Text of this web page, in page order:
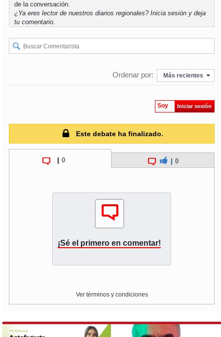
de la conversación.
¿Ya eres lector de nuestros diarios regionales?Inicia sesión y deja
tu comentario.
Ordenar por: Más recientes
Soy Iniciar sesión
Este debate ha finalizado.
0 0
¡Sé el primero en comentar!
Ver términos y condiciones